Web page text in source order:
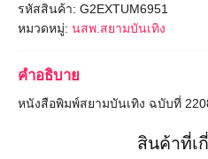
รหัสสินค้า: G2EXTUM6951
หมวดหมู่: นสพ.สยามบันเทิง
คำอธิบาย
หนังสือพิมพ์สยามบันเทิง ฉบับที่
สินค้าที่เ